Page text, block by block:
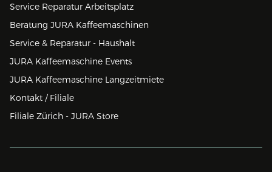
Service Reparatur Arbeitsplatz
Beratung JURA Kaffeemaschinen
Service & Reparatur - Haushalt
JURA Kaffeemaschine Events
JURA Kaffeemaschine Langzeitmiete
Kontakt / Filiale
Filiale Zürich - JURA Store